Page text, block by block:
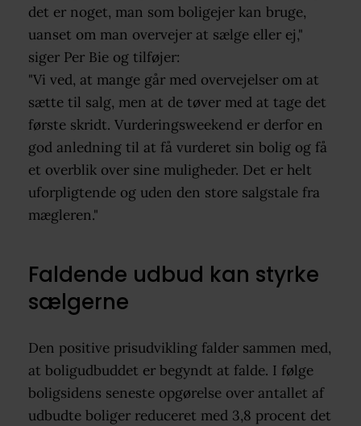
det er noget, man som boligejer kan bruge,
uanset om man overvejer at sælge eller ej,"
siger Per Bie og tilføjer:
"Vi ved, at mange går med overvejelser om at
sætte til salg, men at de tøver med at tage det
første skridt. Vurderingsweekend er derfor en
god anledning til at få vurderet sin bolig og få
et overblik over sine muligheder. Det er helt
uforpligtende og uden den store salgstale fra
mægleren."
Faldende udbud kan styrke
sælgerne
Den positive prisudvikling falder sammen med,
at boligudbuddet er begyndt at falde. I følge
boligsidens seneste opgørelse over antallet af
udbudte boliger reduceret med 3,8 procent det